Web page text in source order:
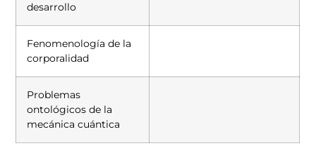
desarrollo
Fenomenología de la
corporalidad
Problemas
ontológicos de la
mecánica cuántica